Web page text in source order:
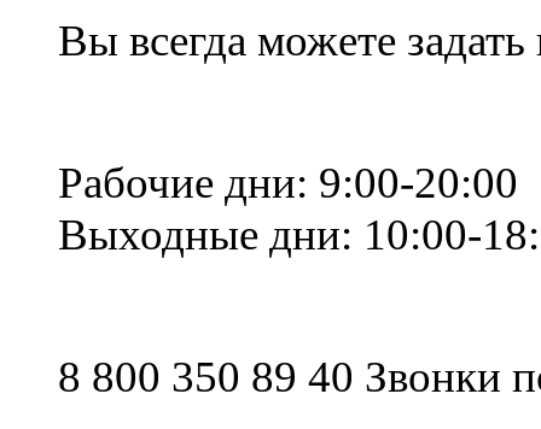
Вы всегда можете
Рабочие дни: 9:00-20:00
Выходные дни: 10:00-
8 800 350 89 40 Звонки